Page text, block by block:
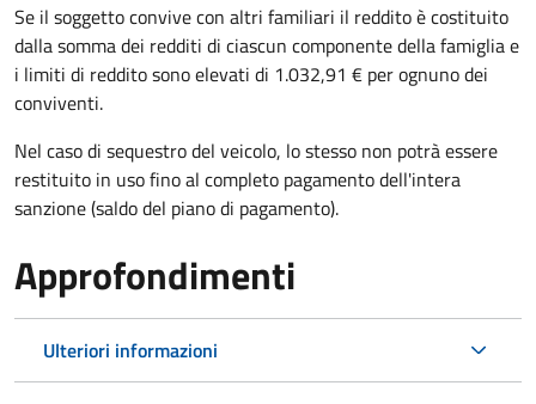
Se il soggetto convive con altri familiari il reddito è costituito
dalla somma dei redditi di ciascun componente della famiglia e
i limiti di reddito sono elevati di 1.032,91 € per ognuno dei
conviventi.
Nel caso di sequestro del veicolo, lo stesso non potrà essere
restituito in uso fino al completo pagamento dell'intera
sanzione (saldo del piano di pagamento).
Approfondimenti
Ulteriori informazioni